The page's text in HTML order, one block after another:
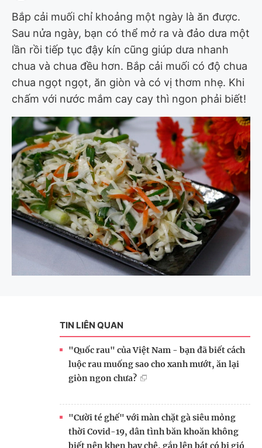
Bắp cải muối chỉ khoảng một ngày là ăn được.
Sau nửa ngày, bạn có thể mở ra và đảo dưa một
lần rồi tiếp tục đậy kín cũng giúp dưa nhanh
chua và chua đều hơn. Bắp cải muối có độ chua
chua ngọt ngọt, ăn giòn và có vị thơm nhẹ. Khi
chấm với nước mắm cay cay thì ngon phải biết!
TIN LIÊN QUAN
"Quốc rau" của Việt Nam - bạn đã biết cách
luộc rau muống sao cho xanh mướt, ăn lại
giòn ngon chưa?
"Cười té ghế" với màn chặt gà siêu mỏng
thời Covid-19, dân tình băn khoăn không
biết nên khen hay chê, gắp lên bát có bị gió